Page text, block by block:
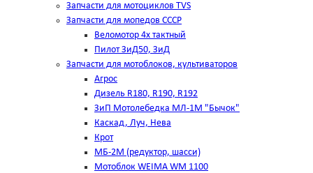
Запчасти для мотоциклов TVS
Запчасти для мопедов СССР
Веломотор 4х тактный
Пилот ЗиД50, ЗиД
Запчасти для мотоблоков, культиваторов
Агрос
Дизель R180, R190, R192
ЗиП Мотолебедка МЛ-1М "Бычок"
Каскад, Луч, Нева
Крот
МБ-2М (редуктор, шасси)
Мотоблок WEIMA WM 1100